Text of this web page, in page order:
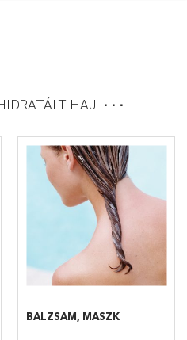
HAJ
BALZSAM, MASZK